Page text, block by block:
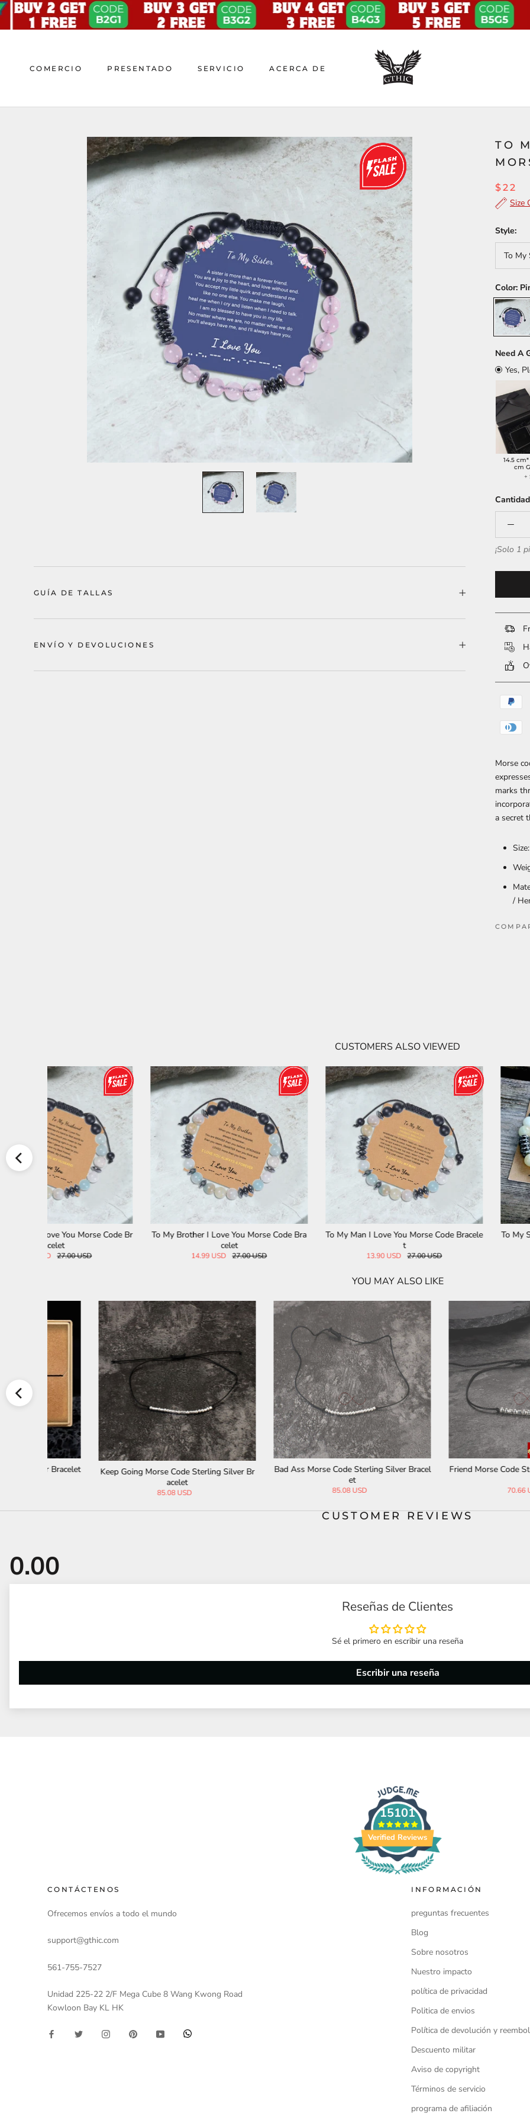
saltar
al
contenido
COMERCIO PRESENTADO SERVICIO ACERCA DE
TO
$22
Size
Style:
To My
Color:
Pink
Pink
Need A
Yes,
14.5
cm
+
¡Solo 1
Morse
marks
a secret
/
GUÍA DE TALLAS
ENVÍO Y DEVOLUCIONES
CUSTOMERS ALSO VIEWED
To My Brother I Love You Morse Code Bra
To My Man I Love You Morse Code Bracele
To My Son I Love You Morse
YOU MAY ALSO LIKE
Bad Ass Morse Code Sterling Silver Bracel
Friend Morse Code Sterling Silver Bracelet
Customized Morse Code
CUSTOMER REVIEWS
Reseñas de Clientes
Sé el primero en escribir una reseña
Escribir una reseña
15101
Verified Reviews
CONTÁCTENOS
Ofrecemos envíos a todo el mundo
support@gthic.com
561-755-7527
Unidad 225-22 2/F Mega Cube 8 Wang Kwong Road
Kowloon Bay KL HK
INFORMACIÓN
preguntas frecuentes
Blog
Sobre nosotros
Nuestro impacto
política de privacidad
Politica de envios
Política de devolución y
Descuento militar
Aviso de copyright
Términos de servicio
programa de afiliación